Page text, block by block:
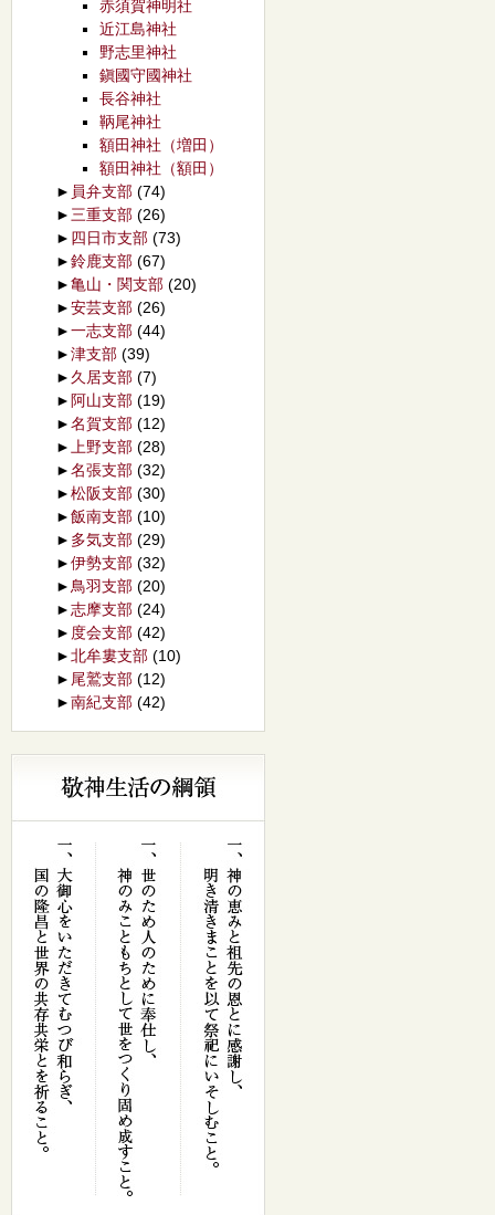
赤須賀神明社
近江島神社
野志里神社
鎭國守國神社
長谷神社
鞆尾神社
額田神社（増田）
額田神社（額田）
► 員弁支部 (74)
► 三重支部 (26)
► 四日市支部 (73)
►鈴鹿支部 (67)
►亀山・関支部 (20)
►安芸支部 (26)
►一志支部 (44)
►津支部 (39)
► 久居支部 (7)
► 阿山支部 (19)
►名賀支部 (12)
►
上野支部 (28)
►名張支部 (32)
►松阪支部 (30)
►飯南支部 (10)
► 多気支部 (29)
►伊勢支部 (32)
► 鳥羽支部 (20)
►志摩支部 (24)
► 度会支部 (42)
►北牟婁支部 (10)
► 尾鷲支部 (12)
►南紀支部 (42)